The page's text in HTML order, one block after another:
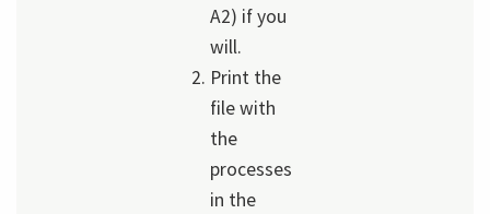
A2) if you
will.
Print the
file with
the
processes
in the